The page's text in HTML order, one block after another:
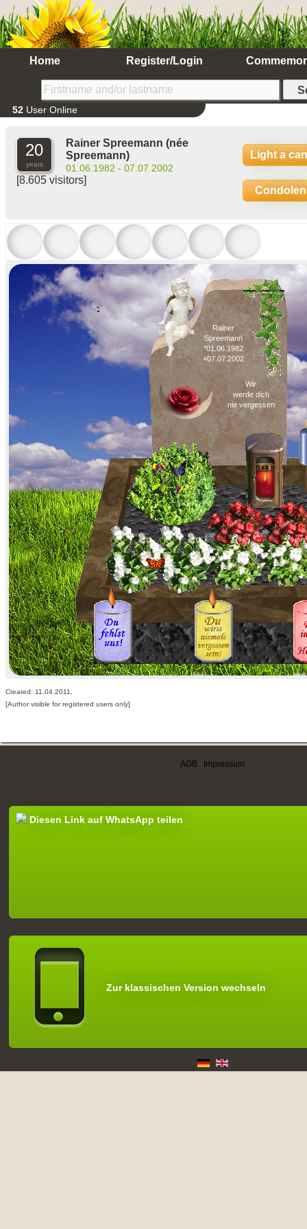
Home Register/Login
52 User Online
20
years
Rainer Spreemann (née
Spreemann)
01.06.1982 - 07.07.2002
[8.605 visitors]
Light a
Rainer
Spreemann
*01.06.1982
+07.07.2002
Wir
werde dich
nie vergessen
Created: 11.04.2011,
[Author visible for registered users only]
AGB Impressum
Diesen Link auf WhatsApp teilen
Zur klassischen Version wechseln